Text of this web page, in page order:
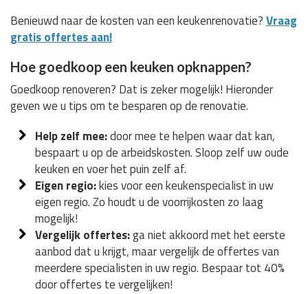
Benieuwd naar de kosten van een keukenrenovatie?Vraag
gratis offertes aan!
Hoe goedkoop een keuken opknappen?
Goedkoop renoveren? Dat is zeker mogelijk! Hieronder
geven we u tips om te besparen op de renovatie.
Help zelf mee:door mee te helpen waar dat kan,
bespaart u op de arbeidskosten. Sloop zelf uw oude
keuken en voer het puin zelf af.
Eigen regio:kies voor een keukenspecialist in uw
eigen regio. Zo houdt u de voorrijkosten zo laag
mogelijk!
Vergelijk offertes:ga niet akkoord met het eerste
aanbod dat u krijgt, maar vergelijk de offertes van
meerdere specialisten in uw regio. Bespaar tot 40%
door offertes te vergelijken!